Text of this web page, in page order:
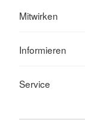
Mitwirken
Informieren
Service